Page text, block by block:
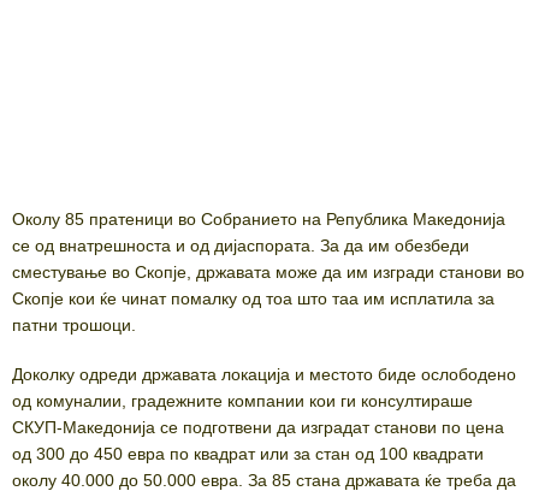
Околу 85 пратеници во Собранието на Република Македонија
се од внатрешноста и од дијаспората. За да им обезбеди
сместување во Скопје, државата може да им изгради станови во
Скопје кои ќе чинат помалку од тоа што таа им исплатила за
патни трошоци.
Доколку одреди државата локација и местото биде ослободено
од комуналии, градежните компании кои ги консултираше
СКУП-Македонија се подготвени да изградат станови по цена
од 300 до 450 евра по квадрат или за стан од 100 квадрати
околу 40.000 до 50.000 евра. За 85 стана државата ќе треба да